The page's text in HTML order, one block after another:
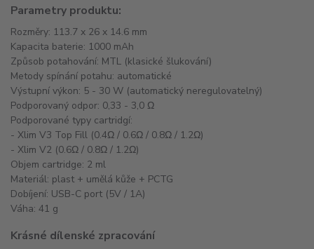
Parametry produktu:
Rozměry: 113.7 x 26 x 14.6 mm
Kapacita baterie: 1000 mAh
Způsob potahování: MTL (klasické šlukování)
Metody spínání potahu: automatické
Výstupní výkon: 5 - 30 W (automatický neregulovatelný)
Podporovaný odpor: 0,33 - 3,0 Ω
Podporované typy cartridgí:
- Xlim V3 Top Fill (0.4Ω / 0.6Ω / 0.8Ω / 1.2Ω)
- Xlim V2 (0.6Ω / 0.8Ω / 1.2Ω)
Objem cartridge: 2 ml
Materiál: plast + umělá kůže + PCTG
Dobíjení: USB-C port (5V / 1A)
Váha: 41 g
Krásné dílenské zpracování